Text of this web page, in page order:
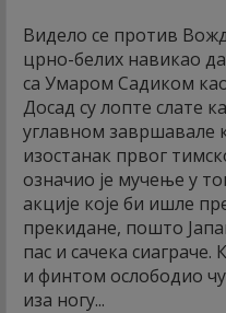
Видело се против
црно-белих навикао
са Умаром Садиком
Досад су лопте слате
углавном завршавале
изостанак првог
означио је мучење у
акције које би ишле
прекидане, пошто
пас и сачека
и финтом ослободио
иза ногу...